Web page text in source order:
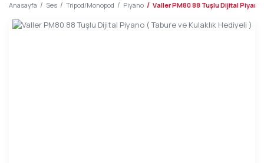
Anasayfa Ses Tripod/Monopod Piyano Valler PM80 88 Tuşlu Dijital